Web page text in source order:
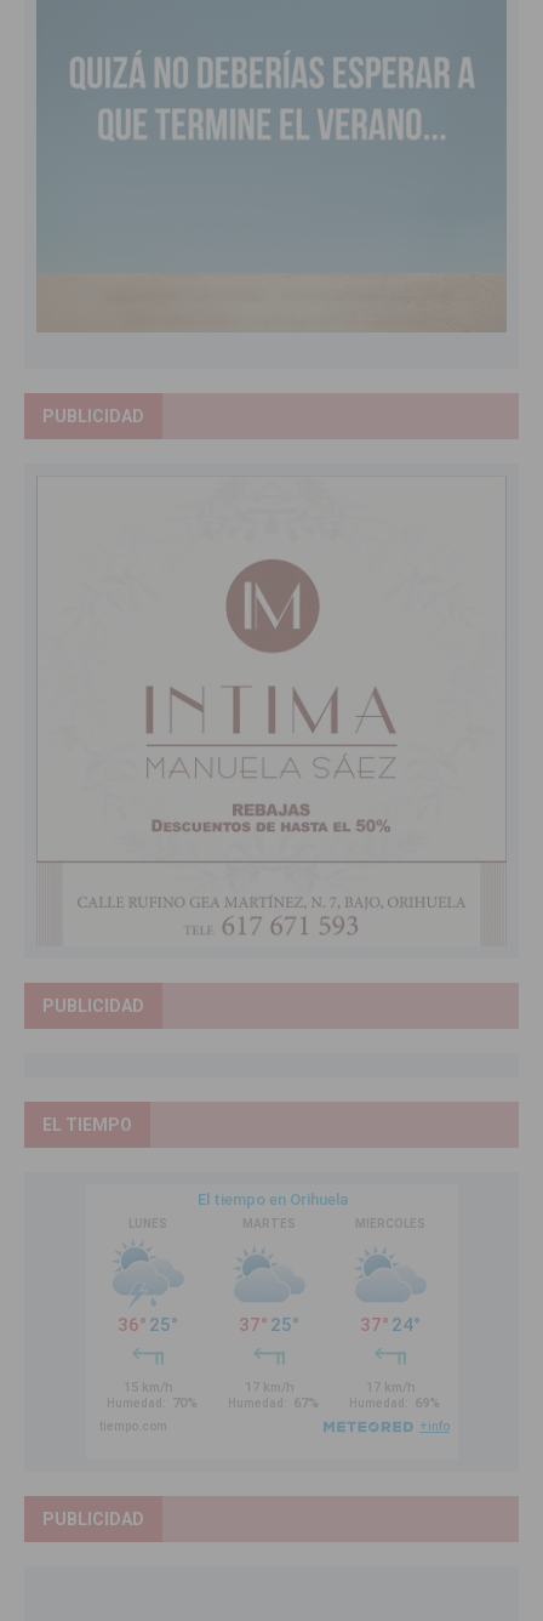
PUBLICIDAD
PUBLICIDAD
EL TIEMPO
PUBLICIDAD